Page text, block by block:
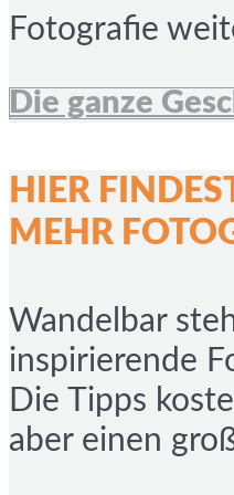
Fotografie
Die ganze
HIER
MEHR
Wandelbar
inspirierende
Die Tipps
aber einen